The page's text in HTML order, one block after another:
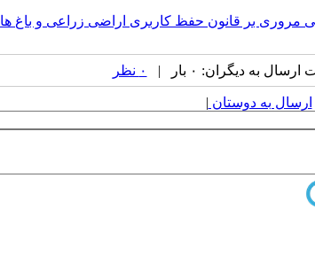
بر قانون حفظ کاربری اراضی زراعی و باغ ها ۱۴۰۵/۰۳/۲۴
به دیگران: ۰ بار | ۰ نظر
ارسال به دوستان |